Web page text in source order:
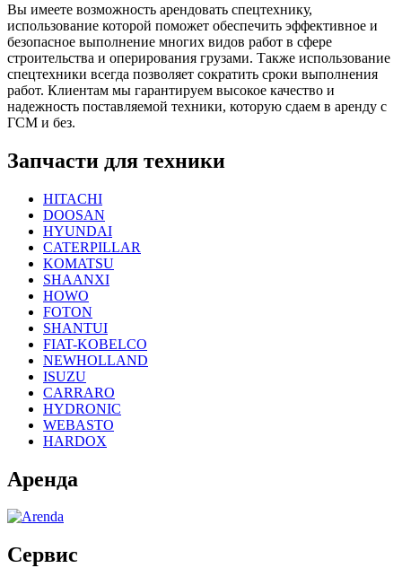
Вы имеете возможность арендовать спецтехнику,
использование которой поможет обеспечить эффективное и
безопасное выполнение многих видов работ в сфере
строительства и оперирования грузами. Также использование
спецтехники всегда позволяет сократить сроки выполнения
работ. Клиентам мы гарантируем высокое качество и
надежность поставляемой техники, которую сдаем в аренду с
ГСМ и без.
Запчасти для техники
HITACHI
DOOSAN
HYUNDAI
CATERPILLAR
KOMATSU
SHAANXI
HOWO
FOTON
SHANTUI
FIAT-KOBELCO
NEWHOLLAND
ISUZU
CARRARO
HYDRONIC
WEBASTO
HARDOX
Аренда
Сервис